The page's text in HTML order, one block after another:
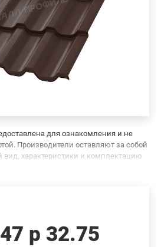
для ознакомления и не
Производители оставляют за собой
характеристики и комплектацию
уведомляя продавцов и потребителей.
благодарны вам за сообщение об
р 32.75